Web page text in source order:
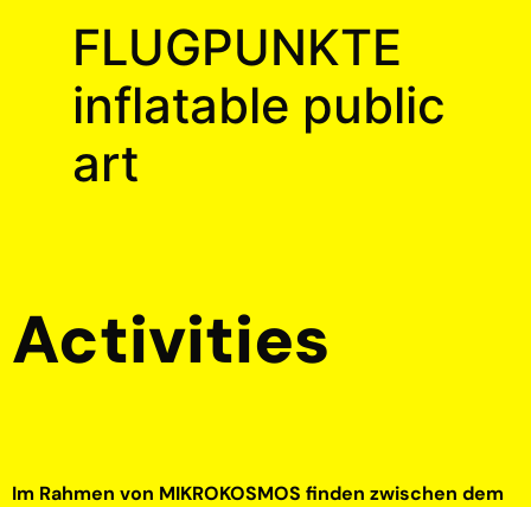
FLUGPUNKTE
inflatable public
art
Activities
Im Rahmen von MIKROKOSMOS finden zwischen dem